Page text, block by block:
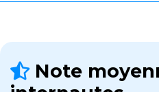
Note